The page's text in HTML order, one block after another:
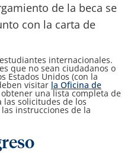
de la beca se
con la carta de
internacionales.
que no sean ciudadanos o
Estados Unidos (con la
visitar la Oficina de
una lista completa de
las solicitudes de los
instrucciones de la